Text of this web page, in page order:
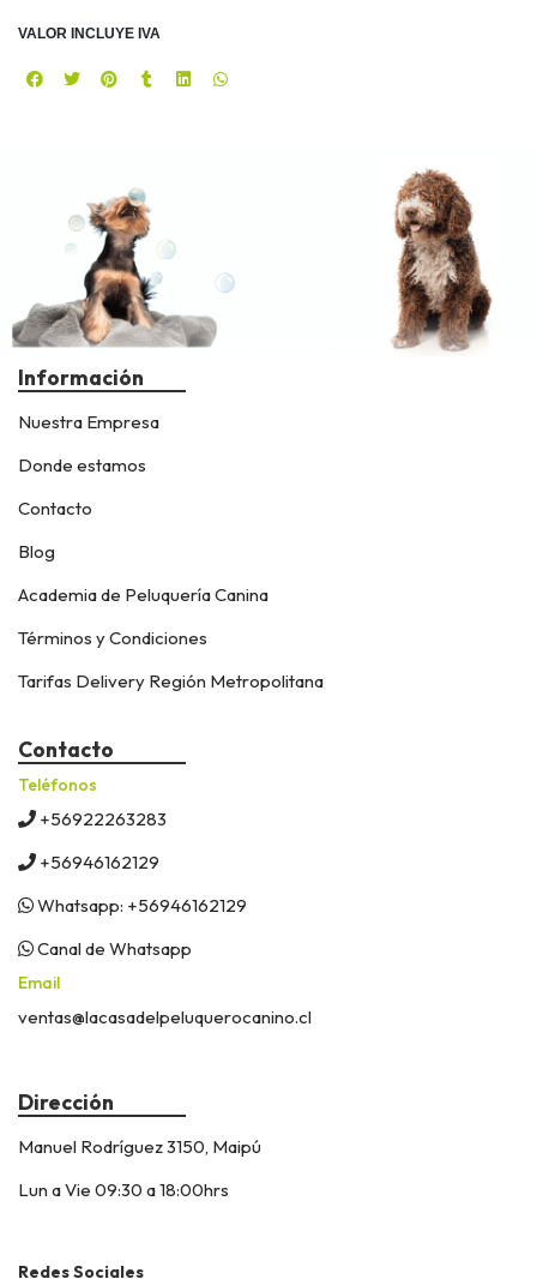
VALOR INCLUYE IVA
Información
Nuestra Empresa
Donde estamos
Contacto
Blog
Academia de Peluquería Canina
Términos y Condiciones
Tarifas Delivery Región Metropolitana
Contacto
Teléfonos
+56922263283
+56946162129
Whatsapp: +56946162129
Canal de Whatsapp
Email
ventas@lacasadelpeluquerocanino.cl
Dirección
Manuel Rodríguez 3150, Maipú
Lun a Vie 09:30 a 18:00hrs
Redes Sociales